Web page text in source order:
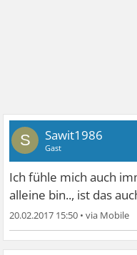
S Sawit1986
Gast
Ich fühle mich auch
alleine bin.., ist das
20.02.2017 15:50 •